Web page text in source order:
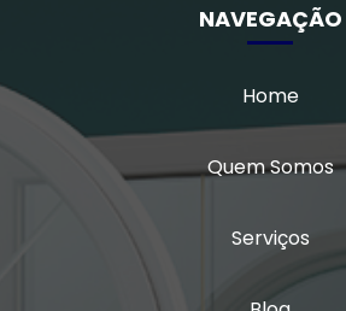
Janelas para conforto acústico
Persiana horizontal entre vidros
Porta de alto padrão
Porta de alumínio alto padrão
NAVEGAÇÃO
Home
Quem Somos
Serviços